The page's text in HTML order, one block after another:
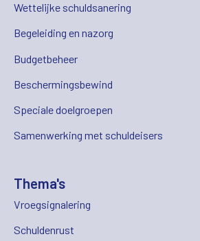
Wettelijke schuldsanering
Begeleiding en nazorg
Budgetbeheer
Beschermingsbewind
Speciale doelgroepen
Samenwerking met schuldeisers
Thema's
Vroegsignalering
Schuldenrust